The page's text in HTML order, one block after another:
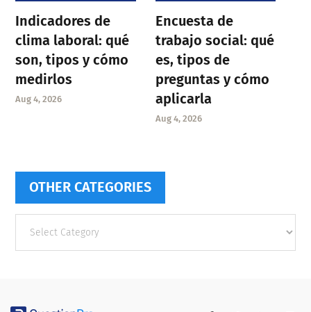
Indicadores de
clima laboral: qué
son, tipos y cómo
medirlos
Aug 4, 2026
Encuesta de
trabajo social: qué
es, tipos de
preguntas y cómo
aplicarla
Aug 4, 2026
OTHER CATEGORIES
categories